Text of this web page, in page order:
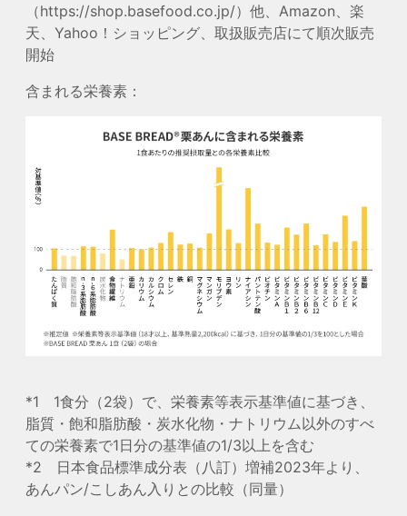
（https://shop.basefood.co.jp/）他、Amazon、楽
天、Yahoo！ショッピング、取扱販売店にて順次販売
開始
含まれる栄養素：
*1 1食分（2袋）で、栄養素等表示基準値に基づき、
脂質・飽和脂肪酸・炭水化物・ナトリウム以外のすべ
ての栄養素で1日分の基準値の1/3以上を含む
*2 日本食品標準成分表（八訂）増補2023年より、
あんパン/こしあん入りとの比較（同量）